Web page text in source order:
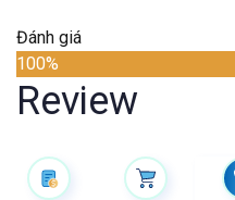
Đánh giá
100%
Review